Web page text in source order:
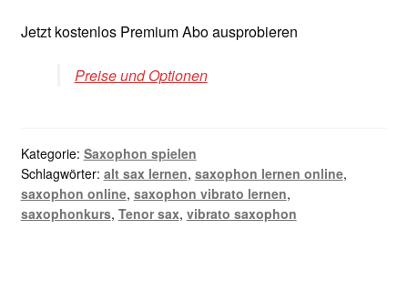
Jetzt kostenlos Premium Abo ausprobieren
Preise und Optionen
Kategorie: Saxophon spielen
Schlagwörter: alt sax lernen, saxophon lernen online,
saxophon online, saxophon vibrato lernen,
saxophonkurs, Tenor sax, vibrato saxophon